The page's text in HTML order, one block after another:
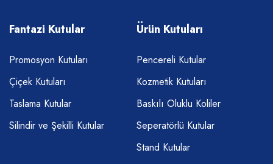
Fantazi Kutular
Promosyon Kutuları
Çiçek Kutuları
Taslama Kutular
Silindir ve Şekilli Kutular
Ürün Kutuları
Pencereli Kutular
Kozmetik Kutuları
Baskılı Oluklu Koliler
Seperatörlü Kutular
Stand Kutular